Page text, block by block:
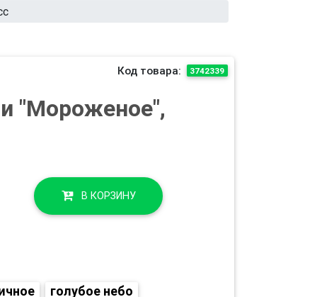
Код товара: 3742339
"Мороженое",
В КОРЗИНУ
голубое небо